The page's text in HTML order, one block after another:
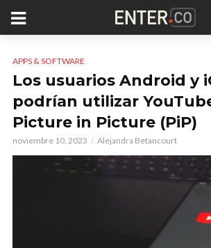
APPS & SOFTWARE
Los usuarios Android y
podrían utilizar
Picture in Picture (PiP)
noviembre 10, 2023 Alejandra Betancourt